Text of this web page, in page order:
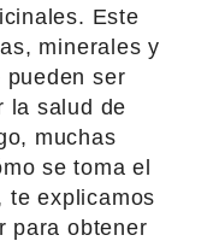
Este
minerales y
pueden ser
la salud de
muchas
se toma el
te explicamos
para obtener